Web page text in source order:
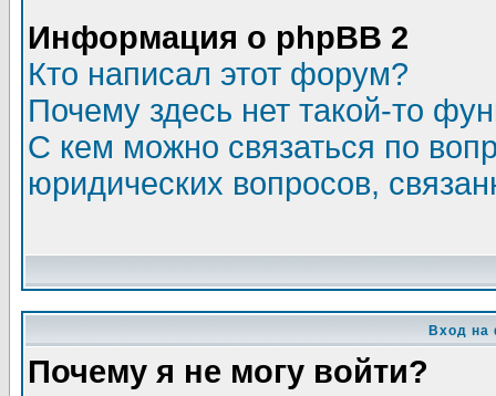
Информация о phpBB 2
Кто написал этот форум?
Почему здесь нет такой-то
С кем можно связаться по
юридических вопросов,
Вход на
Почему я не могу войти?